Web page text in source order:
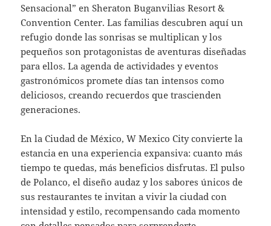
Sensacional” en Sheraton Buganvilias Resort &
Convention Center. Las familias descubren aquí un
refugio donde las sonrisas se multiplican y los
pequeños son protagonistas de aventuras diseñadas
para ellos. La agenda de actividades y eventos
gastronómicos promete días tan intensos como
deliciosos, creando recuerdos que trascienden
generaciones.
En la Ciudad de México, W Mexico City convierte la
estancia en una experiencia expansiva: cuanto más
tiempo te quedas, más beneficios disfrutas. El pulso
de Polanco, el diseño audaz y los sabores únicos de
sus restaurantes te invitan a vivir la ciudad con
intensidad y estilo, recompensando cada momento